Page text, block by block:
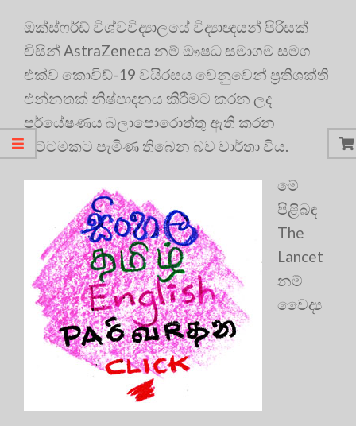
ඔක්ස්ෆර්ඩ් විශ්වවිද්‍යාලයේ විද්‍යාඥයන් පිරිසක්
විසින් AstraZeneca නම් ඖෂධ සමාගම සමග
එක්ව කොවිඩ්-19 වයිරසය වෙනුවෙන් ප්‍රතිශක්ති
එන්නතක් නිෂ්පාදනය කිරීමට කරන ලද
පර්යේෂණය බලාපොරොත්තු ඇති කරන
මට්ටමකට පැමිණ තිබෙන බව වාර්තා විය.
මේ
පිළිබඳ
The
Lancet
නම්
වෛද්‍ය